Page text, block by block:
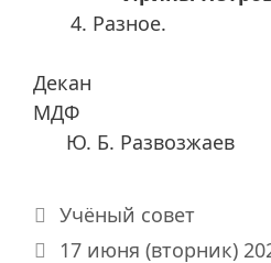
Разное.
Декан
Ю. Б. Развозжаев
Рубрики
Учёный совет
17 июня (вторник)